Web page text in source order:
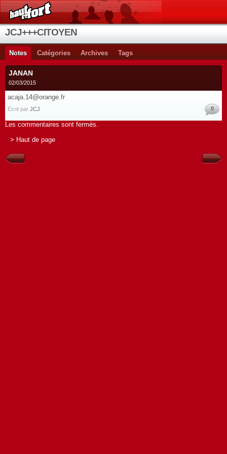
JCJ+++CITOYEN
Notes Catégories Archives Tags
JANAN
02/03/2015
acaja.14@orange.fr
Écrit par JCJ 0
Les commentaires sont fermés.
> Haut de page